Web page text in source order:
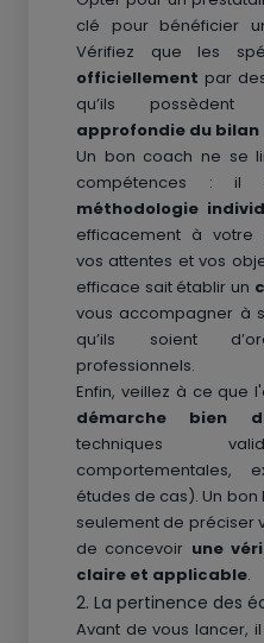
clé pour bénéficier
Vérifiez que les
officiellement par
qu’ils
approfondie du
Un bon coach ne se
compétences :
méthodologie
efficacement à votre
vos attentes et vos
efficace sait établir un
vous accompagner à
qu’ils soient
professionnels.
Enfin, veillez à ce que
démarche bien
techniques
comportementales,
études de cas). Un
seulement de préciser
de concevoir une
claire et applicable.
2. La pertinence des
Avant de vous lancer,